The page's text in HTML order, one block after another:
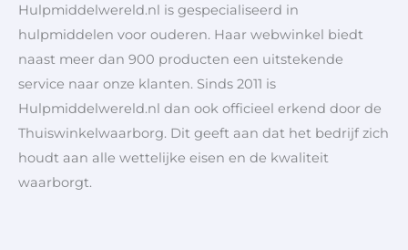
Hulpmiddelwereld.nl is gespecialiseerd in
hulpmiddelen voor ouderen. Haar webwinkel biedt
naast meer dan 900 producten een uitstekende
service naar onze klanten. Sinds 2011 is
Hulpmiddelwereld.nl dan ook officieel erkend door de
Thuiswinkelwaarborg. Dit geeft aan dat het bedrijf zich
houdt aan alle wettelijke eisen en de kwaliteit
waarborgt.